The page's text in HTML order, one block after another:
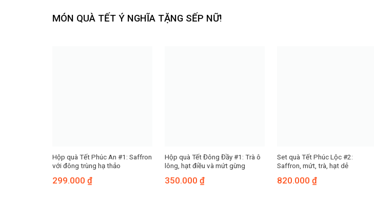
MÓN QUÀ TẾT Ý NGHĨA TẶNG SẾP NỮ!
Hộp quà Tết Phúc An #1: Saffron
với đông trùng hạ thảo
299.000 ₫
Hộp quà Tết Đông Đầy #1: Trà ô
lông, hạt điều và mứt gừng
350.000 ₫
Set quà Tết Phúc Lộc #2:
Saffron, mứt, trà, hạt dẻ
820.000 ₫